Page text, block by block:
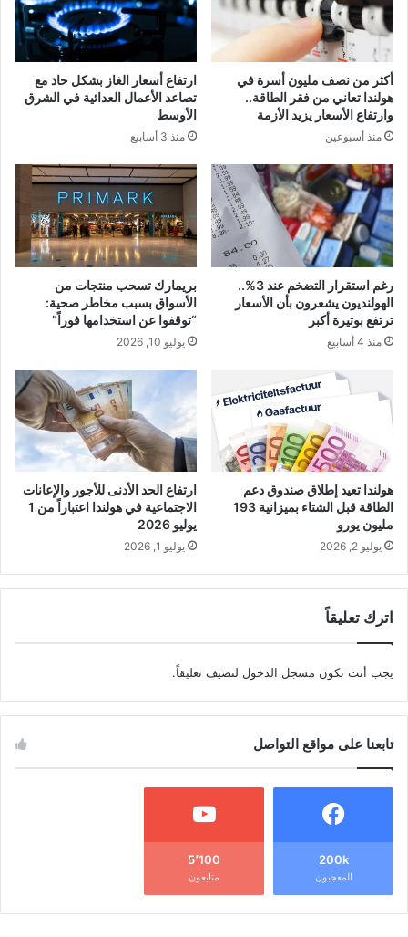
أكثر من نصف مليون أسرة في
هولندا تعاني من فقر الطاقة..
وارتفاع الأسعار يزيد الأزمة
منذ أسبوعين
ارتفاع أسعار الغاز بشكل حاد مع
تصاعد الأعمال العدائية في الشرق
الأوسط
منذ 3 أسابيع
رغم استقرار التضخم عند 3%..
الهولنديون يشعرون بأن الأسعار
ترتفع بوتيرة أكبر
منذ 4 أسابيع
بريمارك تسحب منتجات من
الأسواق بسبب مخاطر صحية:
“توقفوا عن استخدامها فوراً”
يوليو 10, 2026
هولندا تعيد إطلاق صندوق دعم
الطاقة قبل الشتاء بميزانية 193
مليون يورو
يوليو 2, 2026
ارتفاع الحد الأدنى للأجور والإعانات
الاجتماعية في هولندا اعتباراً من 1
يوليو 2026
يوليو 1, 2026
اترك تعليقاً
يجب أنت تكون مسجل الدخول لتضيف تعليقاً.
تابعنا على مواقع التواصل
200k
المعجبون
5٬100
متابعون